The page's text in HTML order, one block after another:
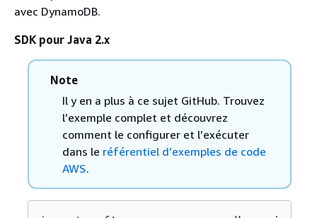
avec DynamoDB.
SDK pour Java 2.x
Note
Il y en a plus à ce sujet GitHub. Trouvez
l’exemple complet et découvrez
comment le configurer et l’exécuter
dans le référentiel d’exemples de code
AWS.